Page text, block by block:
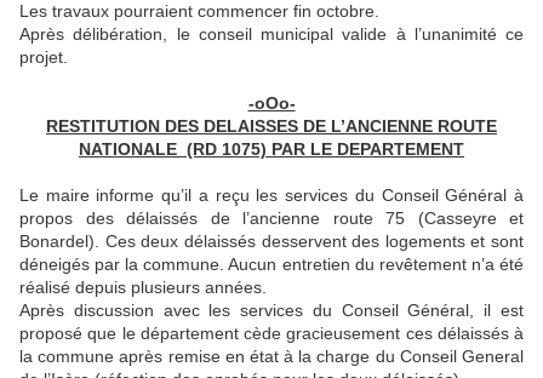
Les travaux pourraient commencer fin octobre.
Après délibération, le conseil municipal valide à l’unanimité ce
projet.
-oOo-
RESTITUTION DES DELAISSES DE L’ANCIENNE ROUTE
NATIONALE (RD 1075) PAR LE DEPARTEMENT
Le maire informe qu’il a reçu les services du Conseil Général à
propos des délaissés de l’ancienne route 75 (Casseyre et
Bonardel). Ces deux délaissés desservent des logements et sont
déneigés par la commune. Aucun entretien du revêtement n’a été
réalisé depuis plusieurs années.
Après discussion avec les services du Conseil Général, il est
proposé que le département cède gracieusement ces délaissés à
la commune après remise en état à la charge du Conseil General